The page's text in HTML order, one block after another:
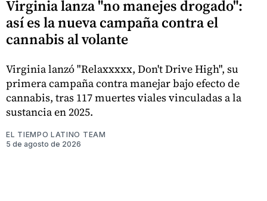
Virginia lanza "no manejes drogado":
así es la nueva campaña contra el
cannabis al volante
Virginia lanzó "Relaxxxxx, Don't Drive High", su
primera campaña contra manejar bajo efecto de
cannabis, tras 117 muertes viales vinculadas a la
sustancia en 2025.
EL TIEMPO LATINO TEAM
5 de agosto de 2026